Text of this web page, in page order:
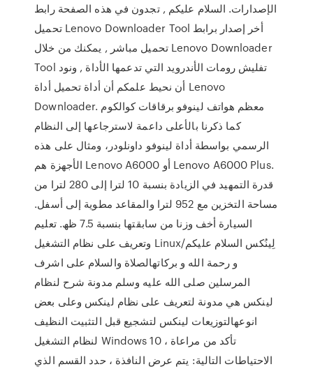
الإصدارات. السلام عليكم , تجدون في هذه الصفحة رابط
تحميل Lenovo Downloader Tool أخر إصدار برابط
تحميل مباشر , يمكنك من خلال Lenovo Downloader
Tool تفليش رومات الأندرويد التي تدعمها الأداة , ونود
أن نحيط علمكم أن أداة تحميل أداة Lenovo
Downloader. معظم هواتف لينوفو برقاقات كوالكوم
كما ذكرنا بالأعلى داعمة لاسترجاعها إلى النظام
الرسمي بواسطة أداة لينوفو داونلودر، ومثال على هذه
الأجهزة هم Lenovo A6000 أو Lenovo A6000 Plus.
قدرة التمهيد في الزيادة بنسبة 10 لترا إلى 280 لترا من
مساحة التخزين مع 952 لترا والمقاعد مطوية إلى أسفل.
السيارة أخف وزنا من سابقتها بنسبة 7.5 ظھ. تعليم
وتعريف على نظام التشغيل Linux/لِينُكس السلام عليكم
و رحمة الله و بركاتهالصلاة والسلام على اشرف
المرسلين صلى الله عليه وسلم مدونة شرح لنظام
لينكس هي مدونة لتعريف على نظام لينكس وعلى بعض
انوعهالتوزيعات لينكس لتشجيع قبل التثبيت النظيف
لنظام التشغيل Windows 10 ، تأكد من مراعاة
الاحتياطات التالية: يتم عرض النافذة ، حدد القسم الذي